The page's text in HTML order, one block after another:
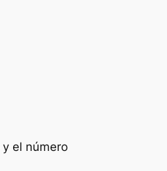
y el número